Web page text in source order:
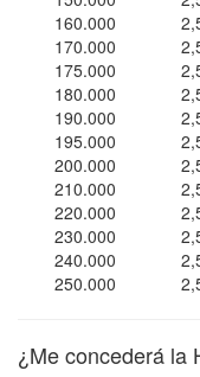
160.000
170.000
175.000
180.000
190.000
195.000
200.000
210.000
220.000
230.000
240.000
250.000
¿Me concederá la